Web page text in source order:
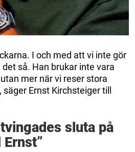
I och med att vi inte gör
så. Han brukar inte vara
mer när vi reser stora
Ernst Kirchsteiger till
sluta på
Ernst”